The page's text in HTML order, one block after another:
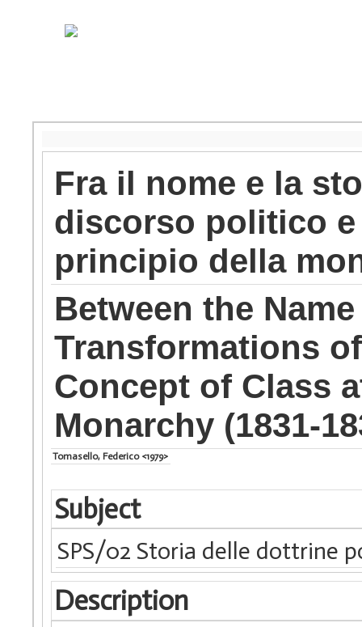
Fra il nome e la
discorso politico
principio della
Between the
Transformations
Concept of Class
Monarchy (1831-
Tomasello, Federico <1979>
Subject
SPS/02 Storia delle dottrine
Description